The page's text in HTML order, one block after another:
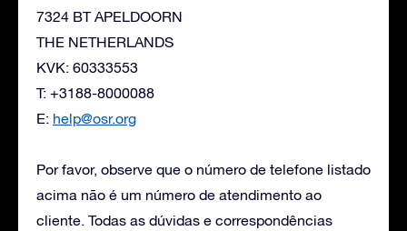
7324 BT APELDOORN
THE NETHERLANDS
KVK: 60333553
T: +3188-8000088
E: help@osr.org
Por favor, observe que o número de telefone listado
acima não é um número de atendimento ao
cliente. Todas as dúvidas e correspondências